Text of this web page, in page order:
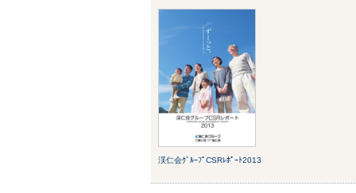
渓仁会ｸﾞﾙｰﾌﾟCSRﾚﾎﾟｰﾄ2013